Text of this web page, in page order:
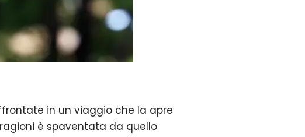
in un viaggio che la apre
è spaventata da quello